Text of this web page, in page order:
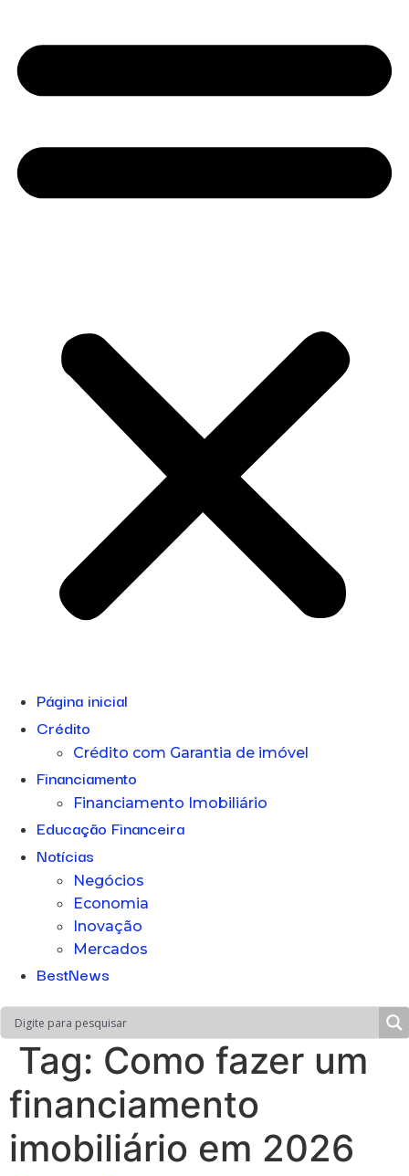
Página inicial
Crédito
Crédito com Garantia de imóvel
Financiamento
Financiamento Imobiliário
Educação Financeira
Notícias
Negócios
Economia
Inovação
Mercados
BestNews
Tag: Como fazer um
financiamento
imobiliário em 2026